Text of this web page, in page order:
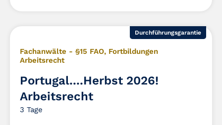
Durchführungsgarantie
Fachanwälte - §15 FAO, Fortbildungen
Arbeitsrecht
Portugal....Herbst 2026!
Arbeitsrecht
3 Tage